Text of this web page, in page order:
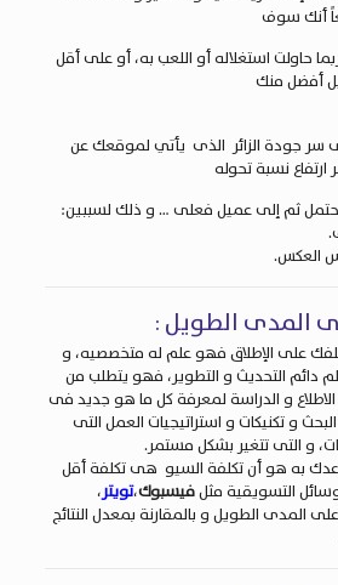
أنك سوف
حاولت استغلاله أو اللعب به، أو على أقل
أفضل منك
سر جودة الزائر الذى يأتي لموقعك عن
نسبة تحوله
ثم إلى عميل فعلى … و ذلك لسببين:
على الإطلاق فهو علم له متخصصيه، و
دائم التحديث و التطوير، فهو يتطلب من
الاطلاع و الدراسة لمعرفة كل ما هو جديد فى
و تكنيكات و استراتيجيات العمل التى
و التى تتغير بشكل مستمر.
به هو أن تكلفة السيو هى تكلفة أقل
التسويقية مثلفيسبوك،تويتر،
المدى الطويل و بالمقارنة بمعدل النتائج